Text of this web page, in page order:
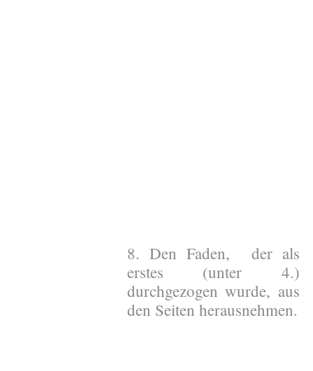
8. Den Faden, der als
erstes (unter 4.)
durchgezogen wurde, aus
den Seiten herausnehmen.